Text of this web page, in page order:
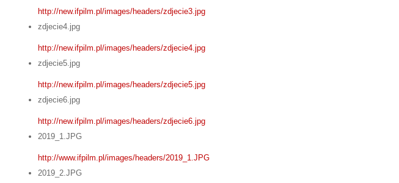
http://new.ifpilm.pl/images/headers/zdjecie3.jpg
zdjecie4.jpg
http://new.ifpilm.pl/images/headers/zdjecie4.jpg
zdjecie5.jpg
http://new.ifpilm.pl/images/headers/zdjecie5.jpg
zdjecie6.jpg
http://new.ifpilm.pl/images/headers/zdjecie6.jpg
2019_1.JPG
http://www.ifpilm.pl/images/headers/2019_1.JPG
2019_2.JPG